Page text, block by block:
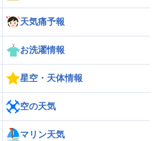
天気痛予報
お洗濯情報
星空・天体情報
空の天気
マリン天気